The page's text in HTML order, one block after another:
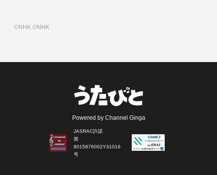
©NHK©NHK
Powered by Channel Ginga
JASRAC許諾
第
9015876002Y31016
号